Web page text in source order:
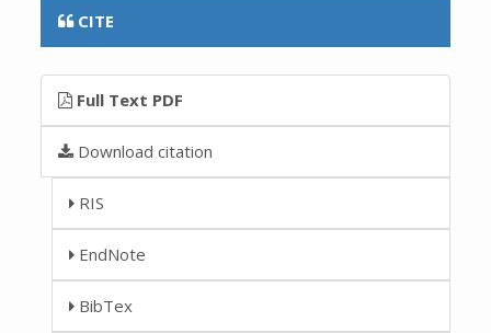
CITE
Full Text PDF
Download citation
RIS
EndNote
BibTex